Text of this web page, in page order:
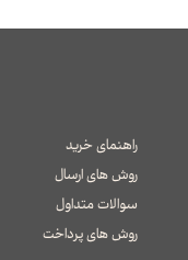
راهنمای خرید
روش های ارسال
سوالات متداول
​​​​​​​روش های پرداخت